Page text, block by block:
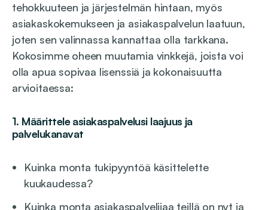
tehokkuuteen ja järjestelmän hintaan, myös
asiakaskokemukseen ja asiakaspalvelun laatuun,
joten sen valinnassa kannattaa olla tarkkana.
Kokosimme oheen muutamia vinkkejä, joista voi
olla apua sopivaa lisenssiä ja kokonaisuutta
arvioitaessa:
1. Määrittele asiakaspalvelusi laajuus ja
palvelukanavat
Kuinka monta tukipyyntöä käsittelette
kuukaudessa?
Kuinka monta asiakaspalvelijaa teillä on nyt ja